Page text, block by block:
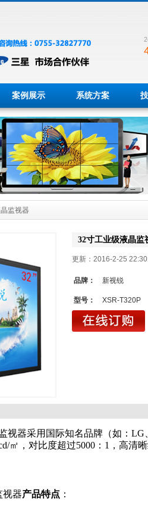
案例展示 系统方案
监视器
32寸工业级液晶监
更新：2016-2-25
品牌： 新视锐
型号： XSR-T320P
视器采用国际知名品牌（如：LG
㎡，对比度超过5000：1，高清
视器产品特点 ：